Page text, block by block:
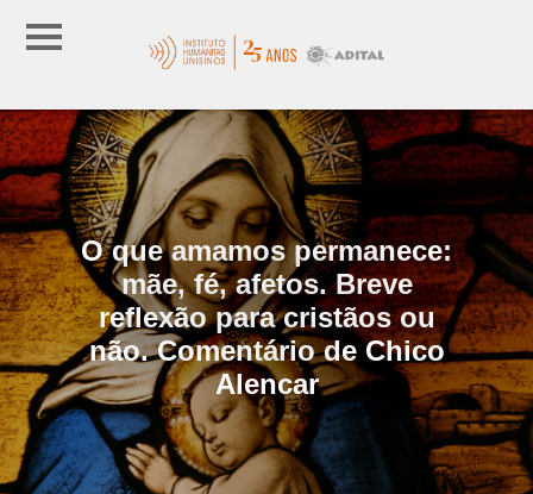
O que amamos permanece:
mãe, fé, afetos. Breve
reflexão para cristãos ou
não. Comentário de Chico
Alencar